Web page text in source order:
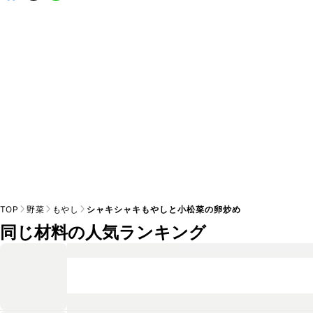
TOP 野菜 もやし シャキシャキもやしと小松菜の卵炒め
同じ材料の人気ランキング